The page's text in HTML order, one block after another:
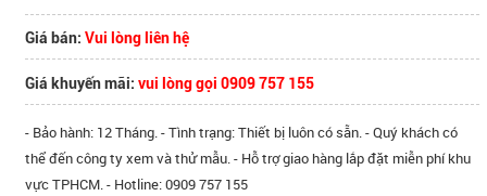
Giá bán:Vui lòng liên hệ
Giá khuyến mãi:vui lòng gọi 0909 757 155
- Bảo hành: 12 Tháng. - Tình trạng: Thiết bị luôn có sẵn. - Quý khách có
thể đến công ty xem và thử mẫu. - Hỗ trợ giao hàng lắp đặt miễn phí khu
vực TPHCM. - Hotline: 0909 757 155